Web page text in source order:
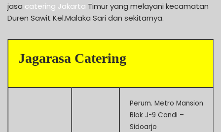
jasa catering Jakarta Timur yang melayani kecamatan
Duren Sawit Kel.Malaka Sari dan sekitarnya.
Jagarasa Catering
Perum. Metro Mansion
Blok J-9 Candi –
Sidoarjo